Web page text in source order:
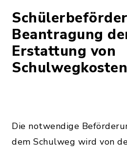
Beantragung
Erstattung von
Schulwegkosten
Die notwendige
dem Schulweg wird von